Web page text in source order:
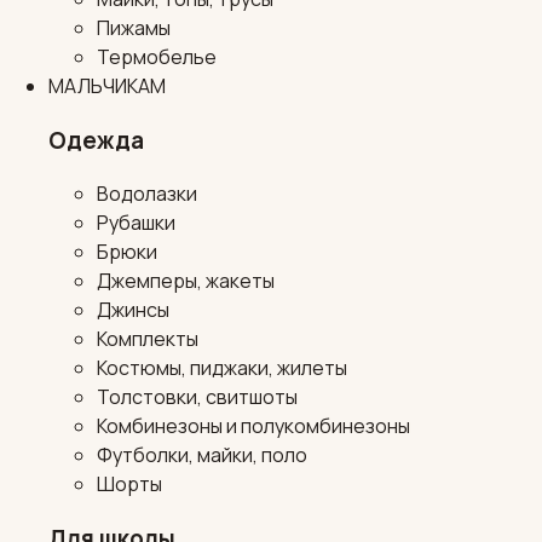
Пижамы
Термобелье
МАЛЬЧИКАМ
Одежда
Водолазки
Рубашки
Брюки
Джемперы, жакеты
Джинсы
Комплекты
Костюмы, пиджаки, жилеты
Толстовки, свитшоты
Комбинезоны и полукомбинезоны
Футболки, майки, поло
Шорты